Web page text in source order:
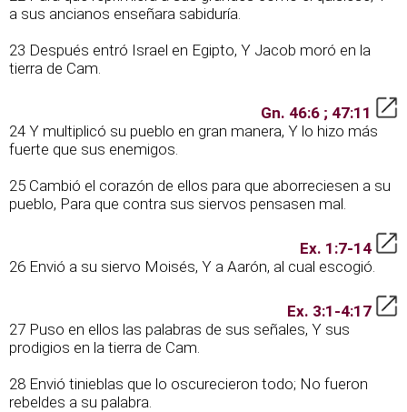
a sus ancianos enseñara sabiduría.
23 Después entró Israel en Egipto, Y Jacob moró en la
tierra de Cam.
Gn. 46:6 ; 47:11
24 Y multiplicó su pueblo en gran manera, Y lo hizo más
fuerte que sus enemigos.
25 Cambió el corazón de ellos para que aborreciesen a su
pueblo, Para que contra sus siervos pensasen mal.
Ex. 1:7-14
26 Envió a su siervo Moisés, Y a Aarón, al cual escogió.
Ex. 3:1-4:17
27 Puso en ellos las palabras de sus señales, Y sus
prodigios en la tierra de Cam.
28 Envió tinieblas que lo oscurecieron todo; No fueron
rebeldes a su palabra.